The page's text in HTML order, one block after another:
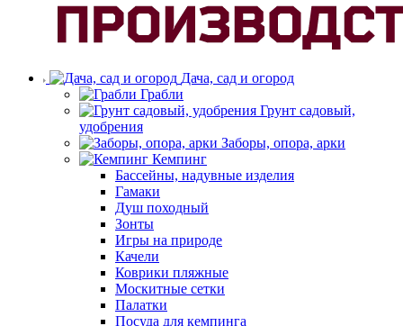
Дача, сад и огород
Грабли
Грунт садовый,
удобрения
Заборы, опора, арки
Кемпинг
Бассейны, надувные изделия
Гамаки
Душ походный
Зонты
Игры на природе
Качели
Коврики пляжные
Москитные сетки
Палатки
Посуда для кемпинга